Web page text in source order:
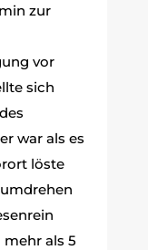
zur
vor
sich
war als es
löste
als 5